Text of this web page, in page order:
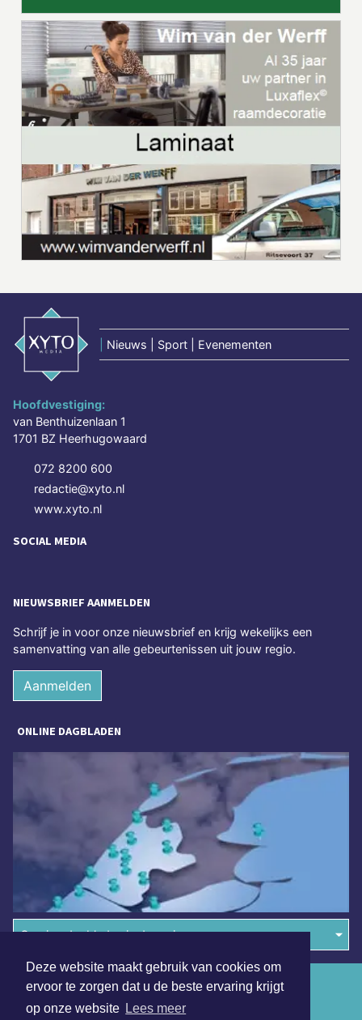
Deze website maakt gebruik van cookies om
ervoor te zorgen dat u de beste ervaring krijgt
op onze website Lees meer
Nieuws | Sport | Evenementen
Hoofdvestiging:
van Benthuizenlaan 1
1701 BZ Heerhugowaard
072 8200 600
redactie@xyto.nl
www.xyto.nl
SOCIAL MEDIA
NIEUWSBRIEF AANMELDEN
Schrijf je in voor onze nieuwsbrief en krijg wekelijks een
samenvatting van alle gebeurtenissen uit jouw regio.
Aanmelden
ONLINE DAGBLADEN
Overige dagbladen in de regio
Algemene voorwaarden
Disclaimer